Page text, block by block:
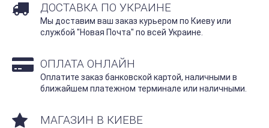
ДОСТАВКА ПО УКРАИНЕ
Мы доставим ваш заказ курьером по Киеву или
службой "Новая Почта" по всей Украине.
ОПЛАТА ОНЛАЙН
Оплатите заказ банковской картой, наличными в
ближайшем платежном терминале или наличными.
МАГАЗИН В КИЕВЕ